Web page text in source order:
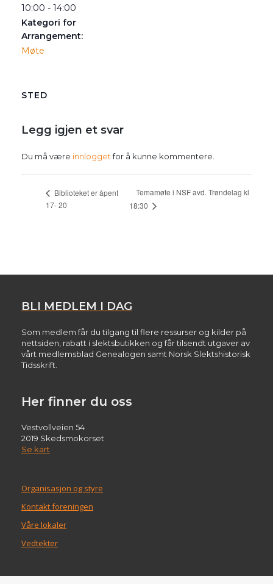
10:00 - 14:00
Kategori for
Arrangement:
Møte
STED
Legg igjen et svar
Du må være innloggetfor å kunne kommentere.
Biblioteket er åpent
17- 20
Temamøte i NSF avd. Trøndelag kl
18:30
BLI MEDLEM I DAG
Som medlem får du tilgang til flere ressurser og kilder på
nettsiden, rabatt i slektsbutikken og får tilsendt utgaver av
vårt medlemsblad Genealogen samt Norsk Slektshistorisk
Tidsskrift.
Her finner du oss
Vestvollveien 54
2019 Skedsmokorset
Se kart
Organisasjon og styre
Kontakt foreningen
Våre lokaler
Vedtekter